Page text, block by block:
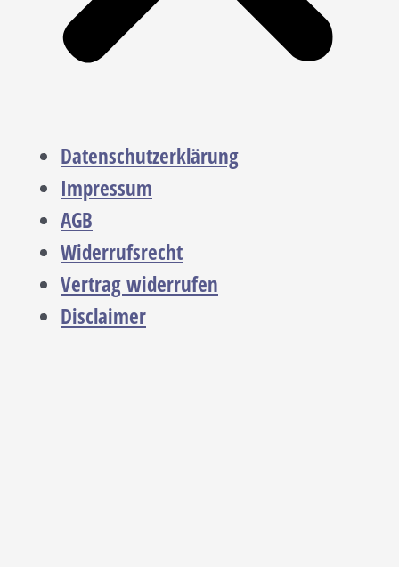
Datenschutzerklärung
Impressum
AGB
Widerrufsrecht
Vertrag widerrufen
Disclaimer